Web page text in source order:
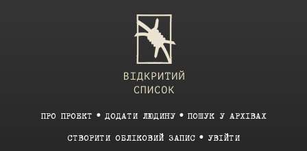
ПРО ПРОЕКТ ДОДАТИ ЛЮДИНУ ПОШУК У АРХІВАХ
СТВОРИТИ ОБЛІКОВИЙ ЗАПИС УВІЙТИ